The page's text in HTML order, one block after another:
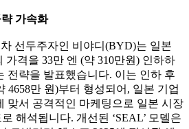
가속화
선두주자인 비야디(BYD)는 일본
가격을 33만 엔 (약 310만원) 인하하
전략을 발표했습니다. 이는 인하 후
4658만 원)부터 형성되어, 일본 기업
맞서 공격적인 마케팅으로 일본 시장
해석됩니다. 개선된 ‘SEAL’ 모델은